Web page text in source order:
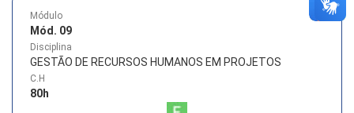
Módulo
Mód. 09
Disciplina
GESTÃO DE RECURSOS HUMANOS EM PROJETOS
C.H
80h